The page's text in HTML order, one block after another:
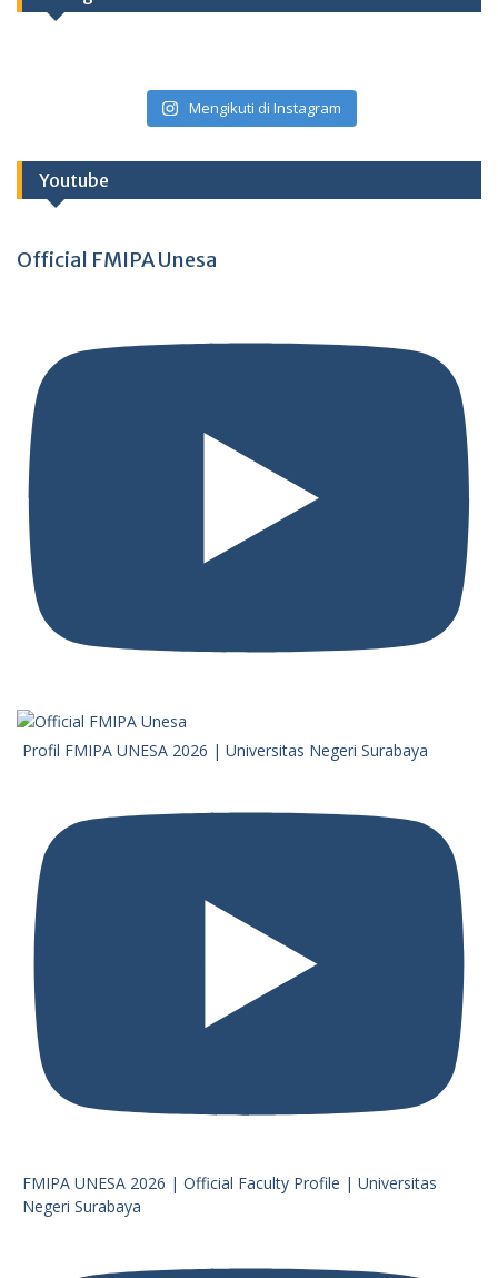
Mengikuti di Instagram
Youtube
Official FMIPA Unesa
Profil FMIPA UNESA 2026 | Universitas Negeri Surabaya
FMIPA UNESA 2026 | Official Faculty Profile | Universitas
Negeri Surabaya